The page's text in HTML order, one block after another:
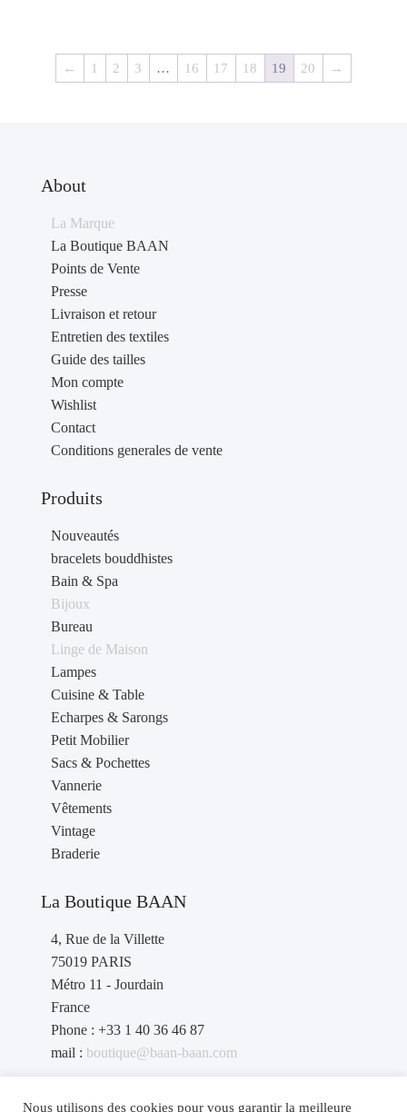
62,00 €
← 1 2 3 … 16 17 18 19 20 →
About
La Marque
La Boutique BAAN
Points de Vente
Presse
Livraison et retour
Entretien des textiles
Guide des tailles
Mon compte
Wishlist
Contact
Conditions generales de vente
Produits
Nouveautés
bracelets bouddhistes
Bain & Spa
Bijoux
Bureau
Linge de Maison
Lampes
Cuisine & Table
Echarpes & Sarongs
Petit Mobilier
Sacs & Pochettes
Vannerie
Vêtements
Vintage
Braderie
La Boutique BAAN
4, Rue de la Villette
75019 PARIS
Métro 11 - Jourdain
France
Phone : +33 1 40 36 46 87
mail : boutique@baan-baan.com
Nous utilisons des cookies pour vous garantir la meilleure